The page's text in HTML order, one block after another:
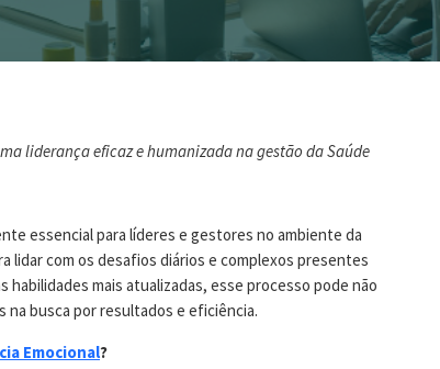
liderança eficaz e humanizada na gestão da Saúde
essencial para líderes e gestores no ambiente da
lidar com os desafios diários e complexos presentes
habilidades mais atualizadas, esse processo pode não
na busca por resultados e eficiência.
Emocional?